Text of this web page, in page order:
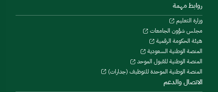
روابط مهمة
وزارة التعليم
مجلس شؤون الجامعات
هيئة الحكومة الرقمية
المنصة الوطنية السعودية
المنصة الوطنية للقبول الموحد
المنصة الوطنية الموحدة للتوظيف (جدارات)
الاتصال والدعم